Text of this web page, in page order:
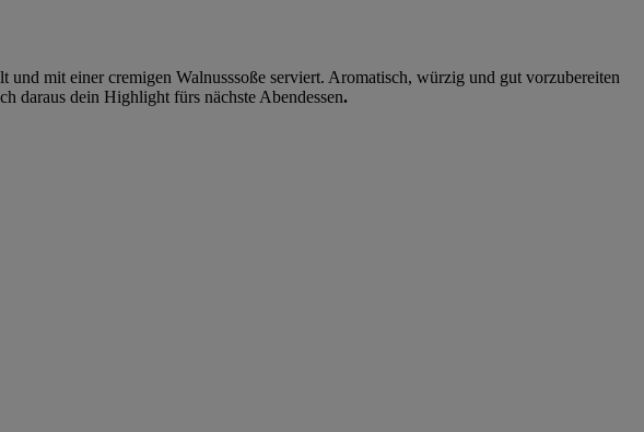
mit einer cremigen Walnusssoße serviert. Aromatisch, würzig und gut vorzubereiten
daraus dein Highlight fürs nächste Abendessen.